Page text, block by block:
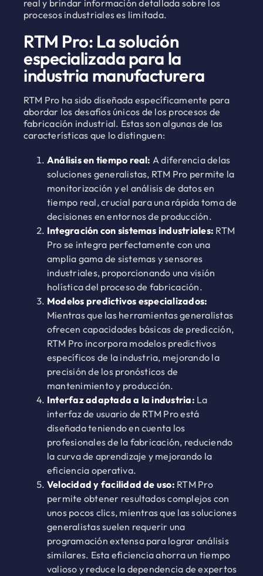
real y brindar información detallada sobre los
procesos industriales es limitada.
RTM Pro: La solución
especializada para la
industria manufacturera
RTM Pro ha sido diseñada específicamente para
abordar los desafíos únicos de los procesos de
fabricación industrial. Estas son algunas de las
características que lo distinguen:
Análisis en tiempo real: A diferencia delas
soluciones generalistas, RTM Pro permite la
monitorización y el análisis de datos en
tiempo real, crucial para una rápida toma de
decisiones en entornos de producción.
Integración con sistemas industriales: RTM
Pro se integra perfectamente con una
amplia gama de sistemas y sensores
industriales, proporcionando una visión
holística del proceso de fabricación.
Modelos predictivos especializados:
Mientras que las herramientas generalistas
ofrecen capacidades básicas de predicción,
RTM Pro incorpora modelos predictivos
específicos de la industria, mejorando la
precisión de los pronósticos de
mantenimiento y producción.
Interfaz adaptada a la industria: La
interfaz de usuario de RTM Pro está
diseñada teniendo en cuenta los
profesionales de la fabricación, reduciendo
la curva de aprendizaje y mejorando la
eficiencia operativa.
Velocidad y facilidad de uso: RTM Pro
permite obtener resultados complejos con
unos pocos clics, mientras que las soluciones
generalistas suelen requerir una
programación extensa para lograr análisis
similares. Esta eficiencia ahorra un tiempo
valioso y reduce la dependencia de expertos